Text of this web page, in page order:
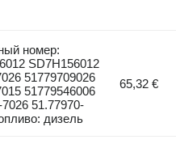
номер:
SD7H156012
51779709026
51779546006
51.77970-
дизель
65,32 €